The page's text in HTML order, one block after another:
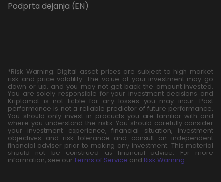
Podprta dejanja (EN)
*Risk Warning: Digital asset prices are subject to high market
risk and price volatility. The value of your investment may go
down or up, and you may not get back the amount invested.
You are solely responsible for your investment decisions and
Kriptomat is not liable for any losses you may incur. Past
performance is not a reliable predictor of future performance.
You should only invest in products you are familiar with and
where you understand the risks. You should carefully consider
your investment experience, financial situation, investment
objectives and risk tolerance and consult an independent
financial adviser prior to making any investment. This material
should not be construed as financial advice. For more
information, see our Terms of Service and Risk Warning.